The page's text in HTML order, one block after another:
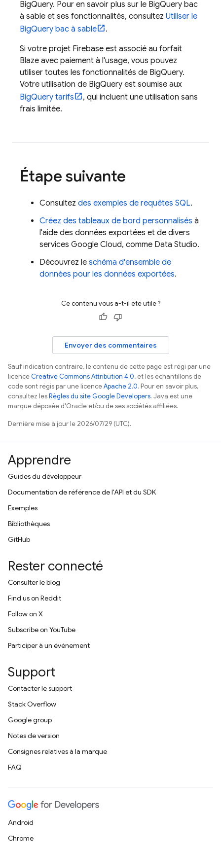
BigQuery. Pour en savoir plus sur le BigQuery bac
à sable et ses fonctionnalités, consultez Utiliser le
BigQuery bac à sable
.
Si votre projet Firebase est associé au forfait
Blaze avec paiement à l'usage, vous pouvez
utiliser toutes les fonctionnalités de BigQuery.
Votre utilisation de BigQuery est soumise aux
BigQuery tarifs
, qui incluent une utilisation sans
frais limitée.
Étape suivante
Consultez des exemples de requêtes SQL.
Créez des tableaux de bord personnalisés à
l'aide des données exportées et de divers
services Google Cloud, comme Data Studio.
Découvrez le schéma d'ensemble de
données pour les données exportées.
Ce contenu vous a-t-il été utile ?
Envoyer des commentaires
Sauf indication contraire, le contenu de cette page est régi par une
licenceCreative Commons Attribution 4.0, et les échantillons de
code sont régis par une licenceApache 2.0. Pour en savoir plus,
consultez lesRègles du site Google Developers. Java est une
marque déposée d'Oracle et/ou de ses sociétés affiliées.
Dernière mise à jour le 2026/07/29 (UTC).
Apprendre
Guides du développeur
Documentation de référence de l'API et du SDK
Exemples
Bibliothèques
GitHub
Rester connecté
Consulter le blog
Find us on Reddit
Follow on X
Subscribe on YouTube
Participer à un événement
Support
Contacter le support
Stack Overflow
Google group
Notes de version
Consignes relatives à la marque
FAQ
Android
Chrome